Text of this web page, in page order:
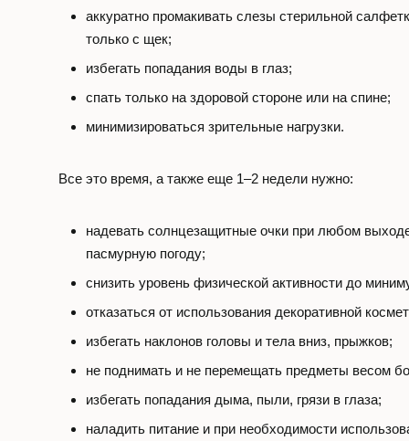
аккуратно промакивать слезы стерильной
только с щек;
избегать попадания воды в глаз;
спать только на здоровой стороне или на спине;
минимизироваться зрительные нагрузки.
Все это время, а также еще 1–2 недели нужно:
надевать солнцезащитные очки при любом
пасмурную погоду;
снизить уровень физической активности до
отказаться от использования декоративной
избегать наклонов головы и тела вниз, прыжков;
не поднимать и не перемещать предметы весом
избегать попадания дыма, пыли, грязи в глаза;
наладить питание и при необходимости